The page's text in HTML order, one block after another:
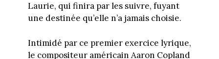
Laurie, qui finira par les suivre, fuyant
une destinée qu’elle n’a jamais choisie.
Intimidé par ce premier exercice lyrique,
le compositeur américain Aaron Copland